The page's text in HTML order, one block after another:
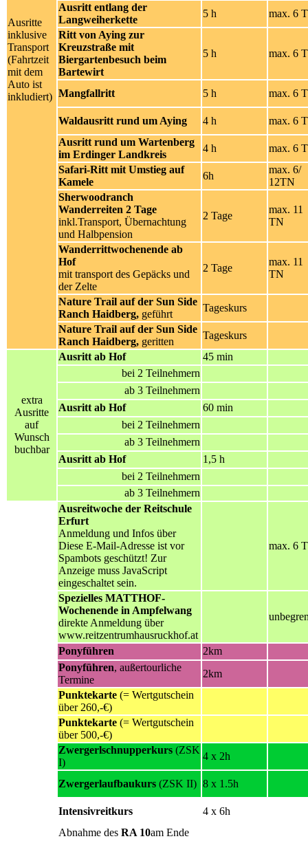
Ausritte
inklusive
Transport
(Fahrtzeit
mit dem
Auto ist
inkludiert)
Ausritt entlang der
Langweiherkette
5 h
max. 6
Ritt von Aying zur
Kreuzstraße mit
Biergartenbesuch beim
Bartewirt
5 h max. 6
Mangfallritt 5 h max. 6
Waldausritt rund um Aying 4 h
max. 6
Ausritt rund um Wartenberg
im Erdinger Landkreis
4 h
max. 6
Safari-Ritt mit Umstieg auf
Kamele
6h
max. 6/
12TN
Sherwoodranch
Wanderreiten 2 Tage
inkl.Transport, Übernachtung
und Halbpension
2 Tage
max. 11
TN
Wanderrittwochenende ab
Hof
mit transport des Gepäcks und
der Zelte
2 Tage
max. 11
TN
Nature Trail auf der Sun Side
Ranch Haidberg, geführt
Tageskurs
Nature Trail auf der Sun Side
Ranch Haidberg, geritten
Tageskurs
extra
Ausritte
auf
Wunsch
buchbar
Ausritt ab Hof
45 min
bei 2 Teilnehmern
ab 3 Teilnehmern
Ausritt ab Hof
60 min
bei 2 Teilnehmern
ab 3 Teilnehmern
Ausritt ab Hof
1,5 h
bei 2 Teilnehmern
ab 3 Teilnehmern
Ausreitwoche der Reitschule
Erfurt
Anmeldung und Infos über
Diese E-Mail-Adresse ist vor
Spambots geschützt! Zur
Anzeige muss JavaScript
eingeschaltet sein.
max. 6
Spezielles MATTHOF-
Wochenende in Ampfelwang
direkte Anmeldung über
www.reitzentrumhausruckhof.at
Ponyführen
2km
Ponyführen, außertourliche
Termine
2km
Punktekarte (= Wertgutschein
über 260,-€)
Punktekarte (= Wertgutschein
über 500,-€)
Zwergerlschnupperkurs (ZSK
I)
4 x 2h
Zwergerlaufbaukurs (ZSK II) 8 x 1.5h
Intensivreitkurs
4 x 6h
Abnahme des RA 10am Ende